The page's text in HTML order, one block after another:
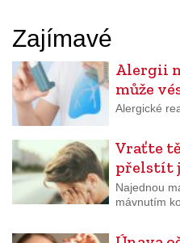
Zajímavé
Alergii
může
Alergické
Vraťte
přelstít
Najednou
mávnutím